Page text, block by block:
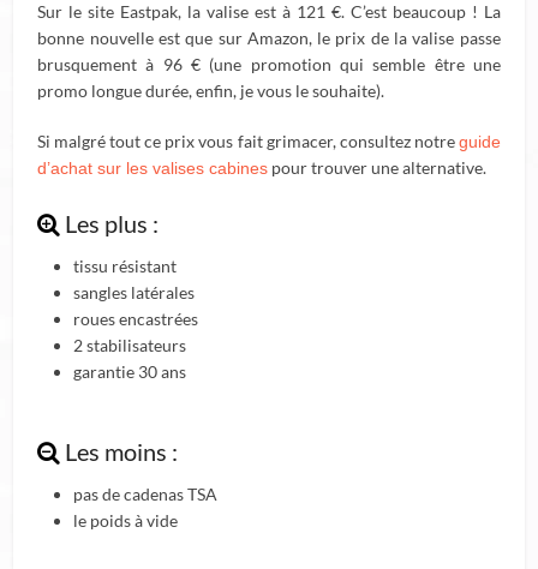
Sur le site Eastpak, la valise est à 121 €. C’est beaucoup ! La
bonne nouvelle est que sur Amazon, le prix de la valise passe
brusquement à 96 € (une promotion qui semble être une
promo longue durée, enfin, je vous le souhaite).
Si malgré tout ce prix vous fait grimacer, consultez notreguide
d’achat sur les valises cabines pour trouver une alternative.
Les plus :
tissu résistant
sangles latérales
roues encastrées
2 stabilisateurs
garantie 30 ans
Les moins :
pas de cadenas TSA
le poids à vide